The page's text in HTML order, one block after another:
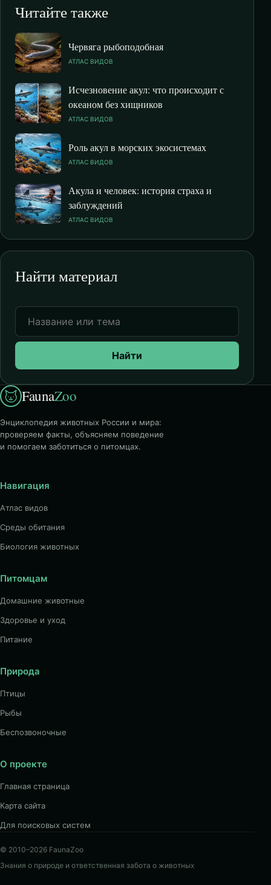
Читайте также
Червяга рыбоподобная
АТЛАС ВИДОВ
Исчезновение акул: что происходит с
океаном без хищников
АТЛАС ВИДОВ
Роль акул в морских экосистемах
АТЛАС ВИДОВ
Акула и человек: история страха и
заблуждений
АТЛАС ВИДОВ
Найти материал
Найти
FaunaZoo
Энциклопедия животных России и мира:
проверяем факты, объясняем поведение
и помогаем заботиться о питомцах.
Навигация
Атлас видов
Среды обитания
Биология животных
Питомцам
Домашние животные
Здоровье и уход
Питание
Природа
Птицы
Рыбы
Беспозвоночные
О проекте
Главная страница
Карта сайта
Для поисковых систем
© 2010–2026 FaunaZoo
Знания о природе и ответственная забота о животных